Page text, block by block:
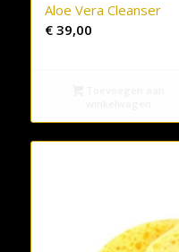
Aloe Vera Cleanser
€39,00